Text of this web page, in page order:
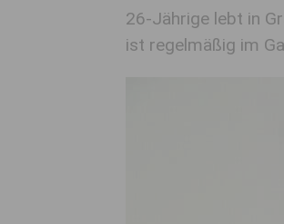
26-Jährige lebt in
ist regelmäßig im